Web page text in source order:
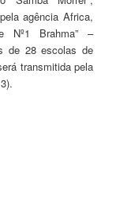
agência Africa,
Nº1 Brahma” –
de 28 escolas de
transmitida pela